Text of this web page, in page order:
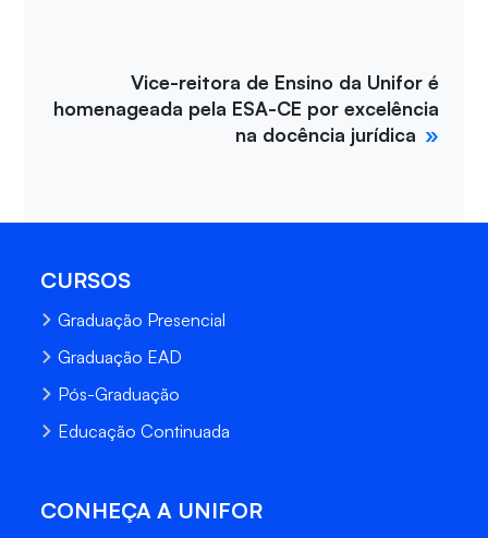
Vice-reitora de Ensino da Unifor é
homenageada pela ESA-CE por excelência
na docência jurídica
CURSOS
Graduação Presencial
Graduação EAD
Pós-Graduação
Educação Continuada
CONHEÇA A UNIFOR